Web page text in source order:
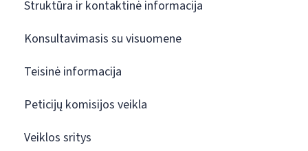
Struktūra ir kontaktinė informacija
Konsultavimasis su visuomene
Teisinė informacija
Peticijų komisijos veikla
Veiklos sritys